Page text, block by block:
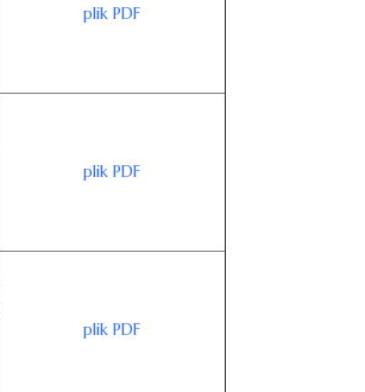
plik PDF
plik PDF
plik PDF